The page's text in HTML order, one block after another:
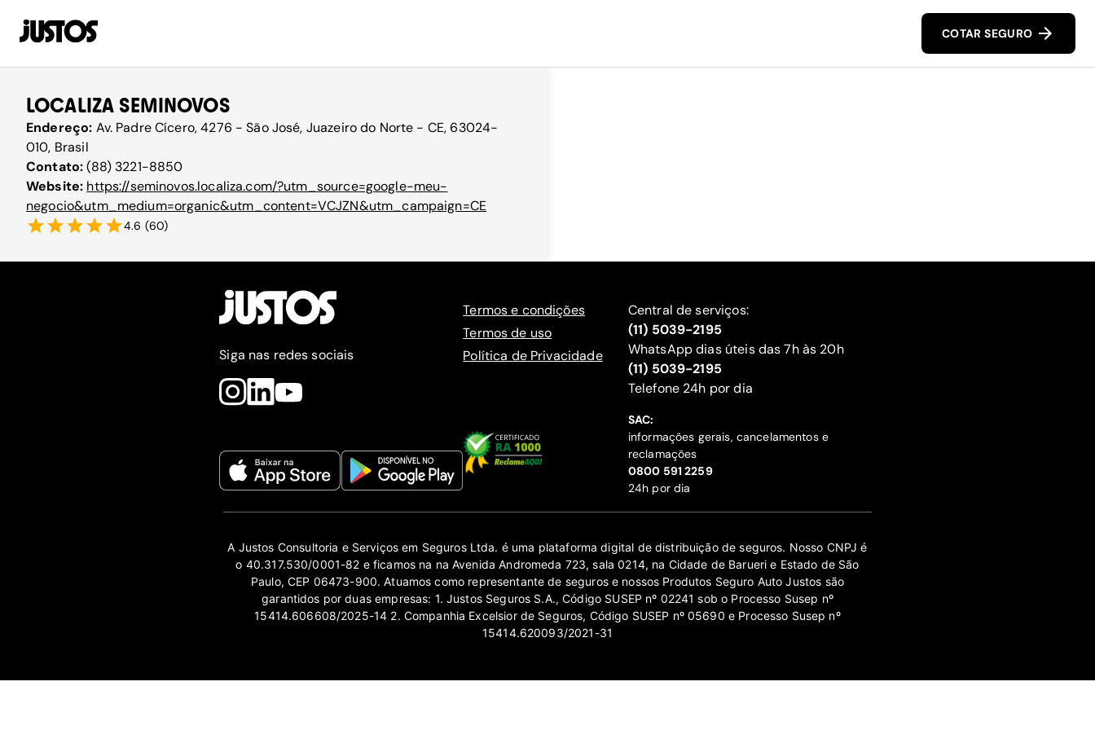
COTAR SEGURO
LOCALIZA SEMINOVOS
Endereço: Av. Padre Cícero, 4276 - São José, Juazeiro do Norte - CE, 63024-
010, Brasil
Contato:(88) 3221-8850
Website: https://seminovos.localiza.com/?utm_source=google-meu-
negocio&utm_medium=organic&utm_content=VCJZN&utm_campaign=CE
4.6 (60)
Siga nas redes sociais
Termos e condições
Termos de uso
Política de Privacidade
Central de serviços:
(11) 5039-2195
WhatsApp dias úteis das 7h às 20h
(11) 5039-2195
‍Telefone 24h por dia
SAC:
informações gerais, cancelamentos e
reclamações
‍0800 591 2259
24h por dia
A Justos Consultoria e Serviços em Seguros Ltda. é uma plataforma digital de distribuição de seguros. Nosso CNPJ é
o 40.317.530/0001-82 e ficamos na na Avenida Andromeda 723, sala 0214, na Cidade de Barueri e Estado de São
Paulo, CEP 06473-900. Atuamos como representante de seguros e nossos Produtos Seguro Auto Justos são
garantidos por duas empresas: 1. Justos Seguros S.A., Código SUSEP nº 02241 sob o Processo Susep nº
15414.606608/2025-14 2. Companhia Excelsior de Seguros, Código SUSEP nº 05690 e Processo Susep nº
15414.620093/2021-31